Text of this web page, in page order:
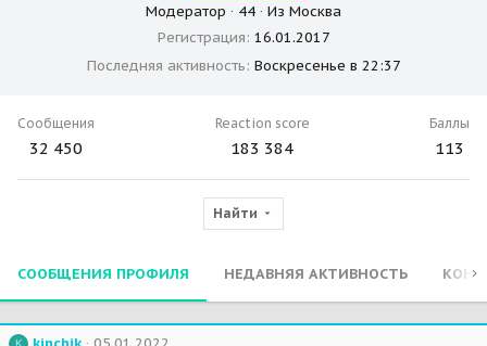
Модератор · 44 · Из Москва
Регистрация 16.01.2017
Последняя активность Воскресенье в 22:37
Сообщения
32 450
Reaction score
183 384
Баллы
113
Найти
СООБЩЕНИЯ ПРОФИЛЯ НЕДАВНЯЯ АКТИВНОСТЬ
K